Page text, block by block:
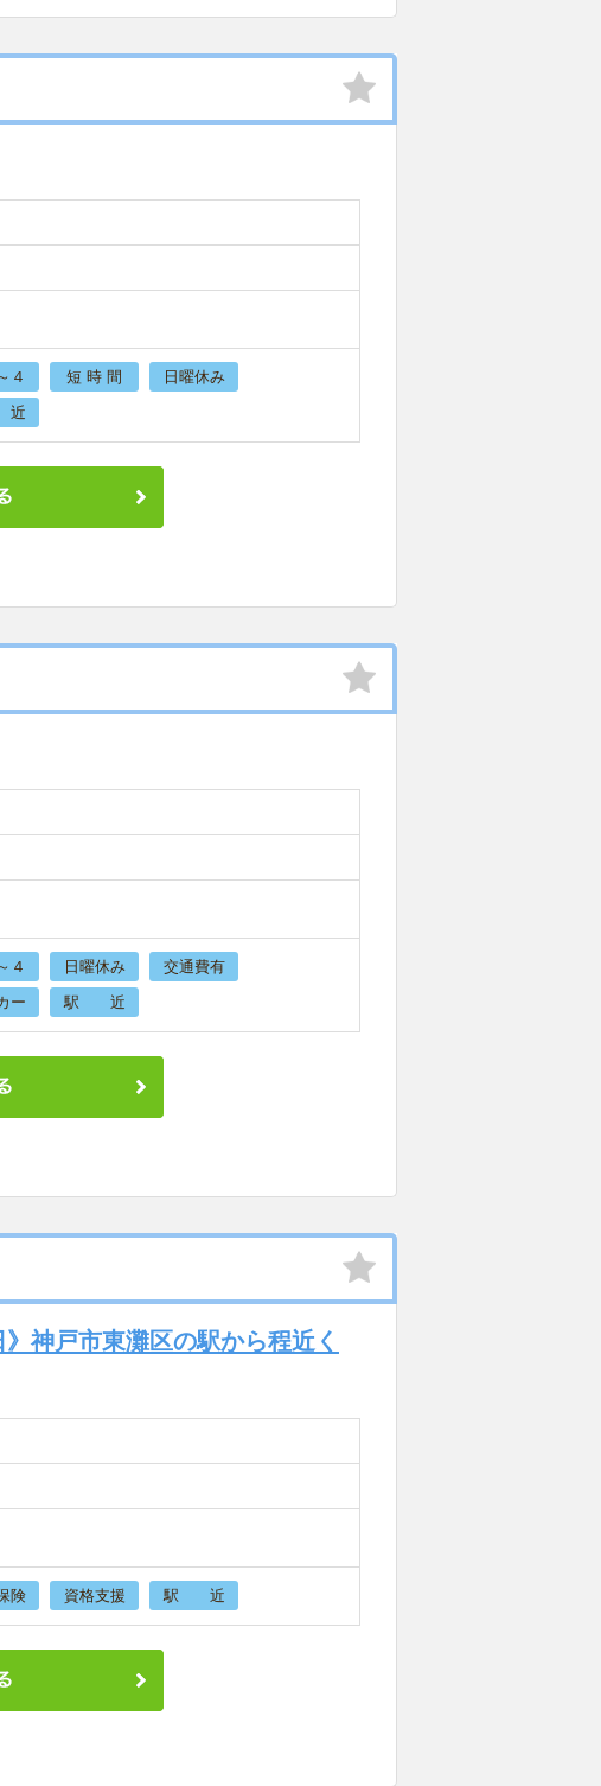
４ 短 時 間
日曜休み
４ 日曜休み
交通費有
ー 駅 近
神戸市東灘区の駅から程近く
険 資格支援 駅 近